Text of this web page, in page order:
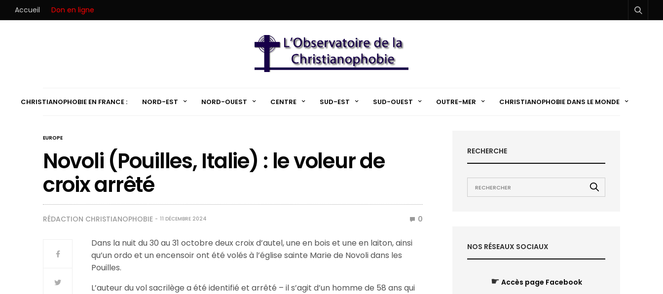
Accueil Don en ligne
CHRISTIANOPHOBIE EN FRANCE : NORD-EST NORD-OUEST CENTRE SUD-EST SUD-OUEST OUTRE-MER CHRISTIANOPHOBIE DANS LE MONDE
EUROPE
Novoli (Pouilles, Italie) : le voleur de
croix arrêté
RÉDACTION CHRISTIANOPHOBIE 11 DÉCEMBRE 2024 0
Dans la nuit du 30 au 31 octobre deux croix d’autel, une en bois et une en laiton, ainsi
qu’un ordo et un encensoir ont été volés à l’église sainte Marie de Novoli dans les
Pouilles.
L’auteur du vol sacrilège a été identifié et arrêté – il s’agit d’un homme de 58 ans qui
RECHERCHE
NOS RÉSEAUX SOCIAUX
☛ Accès page Facebook